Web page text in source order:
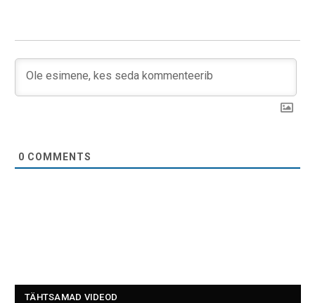
0 COMMENTS
TÄHTSAMAD VIDEOD